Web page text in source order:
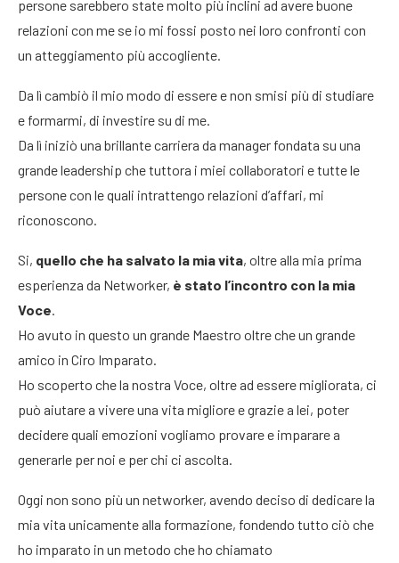
persone sarebbero state molto più inclini ad avere buone
relazioni con me se io mi fossi posto nei loro confronti con
un atteggiamento più accogliente.
Da lì cambiò il mio modo di essere e non smisi più di studiare
e formarmi, di investire su di me.
Da lì iniziò una brillante carriera da manager fondata su una
grande leadership che tuttora i miei collaboratori e tutte le
persone con le quali intrattengo relazioni d’affari, mi
riconoscono.
Si, quello che ha salvato la mia vita, oltre alla mia prima
esperienza da Networker, è stato l’incontro con la mia
Voce.
Ho avuto in questo un grande Maestro oltre che un grande
amico in Ciro Imparato.
Ho scoperto che la nostra Voce, oltre ad essere migliorata, ci
può aiutare a vivere una vita migliore e grazie a lei, poter
decidere quali emozioni vogliamo provare e imparare a
generarle per noi e per chi ci ascolta.
Oggi non sono più un networker, avendo deciso di dedicare la
mia vita unicamente alla formazione, fondendo tutto ciò che
ho imparato in un metodo che ho chiamato